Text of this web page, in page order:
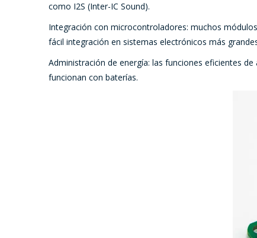
como I2S (Inter-IC Sound).
Integración con microcontroladores: muchos
fácil integración en sistemas electrónicos más
Administración de energía: las funciones eficientes
funcionan con baterías.